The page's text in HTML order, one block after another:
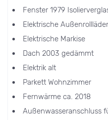
Fenster 1979
Elektrische
Elektrische Markise
Dach 2003 gedämmt
Elektrik alt
Parkett Wohnzimmer
Fernwärme ca. 2018
Außenwasseranschluss